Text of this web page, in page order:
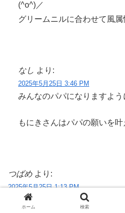
(^o^)／
グリームニルに合わせて風属
なし より:
2025年5月25日 3:46 PM
みんなのパパになりますよ
もにきさんはパパの願いを
つばめ より:
2025年5月25日 1:13 PM
騎空士の夜のお供、エウロペさ
ホーム 検索